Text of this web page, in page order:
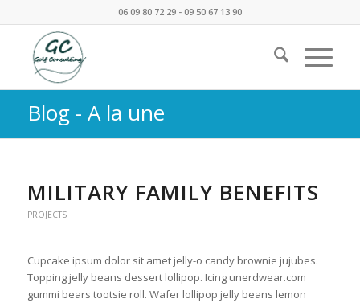
06 09 80 72 29 - 09 50 67 13 90
Blog - A la une
MILITARY FAMILY BENEFITS
PROJECTS
Cupcake ipsum dolor sit amet jelly-o candy brownie jujubes.
Topping jelly beans dessert lollipop. Icing unerdwear.com
gummi bears tootsie roll. Wafer lollipop jelly beans lemon